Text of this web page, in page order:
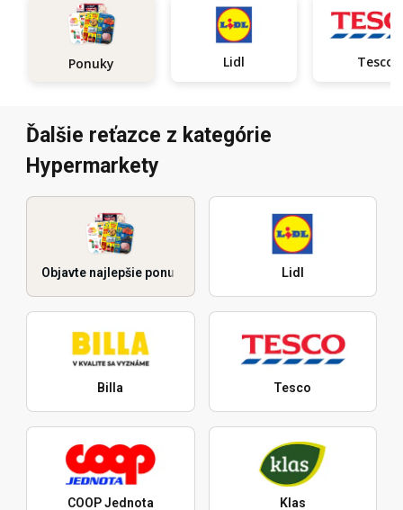
Ponuky Lidl Tesco
Ďalšie reťazce z kategórie
Hypermarkety
Objavte najlepšie ponuky Lidl
Billa Tesco
COOP Jednota Klas